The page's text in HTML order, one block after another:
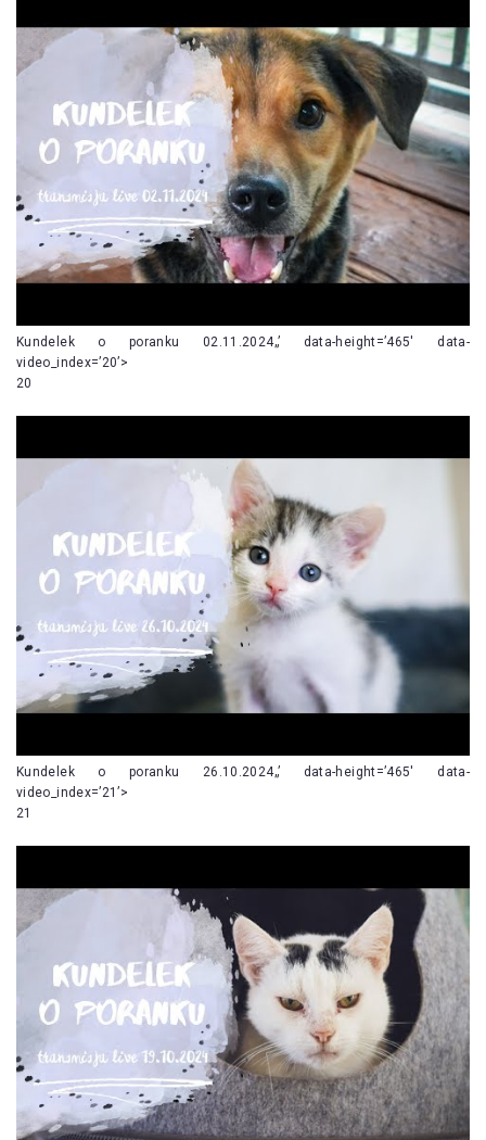
Kundelek o poranku 02.11.2024„’ data-height=’465′ data-
video_index=’20’>
20
Kundelek o poranku 26.10.2024„’ data-height=’465′ data-
video_index=’21’>
21